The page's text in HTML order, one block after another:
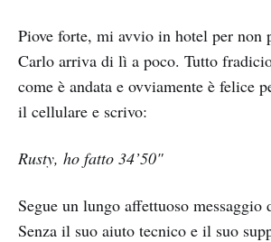
Piove forte, mi avvio in hotel per non
Carlo arriva di lì a poco. Tutto
come è andata e ovviamente è felice
il cellulare e scrivo:
Rusty, ho fatto 34’50"
Segue un lungo affettuoso messaggio
Senza il suo aiuto tecnico e il suo